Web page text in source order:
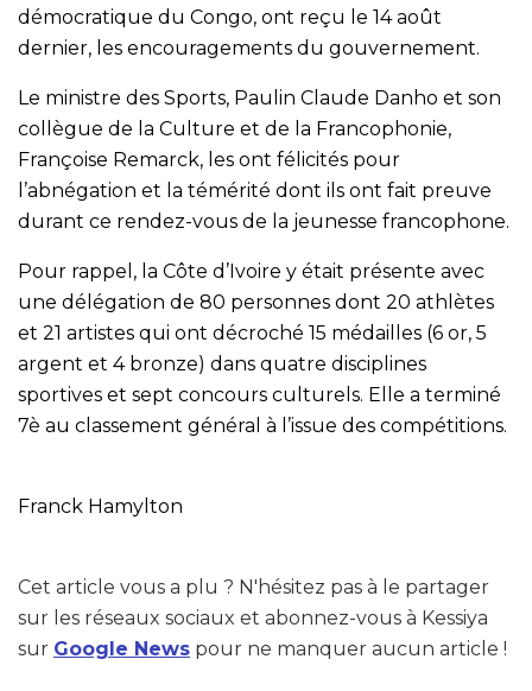
démocratique du Congo, ont reçu le 14 août
dernier, les encouragements du gouvernement.
Le ministre des Sports, Paulin Claude Danho et son
collègue de la Culture et de la Francophonie,
Françoise Remarck, les ont félicités pour
l’abnégation et la témérité dont ils ont fait preuve
durant ce rendez-vous de la jeunesse francophone.
Pour rappel, la Côte d’Ivoire y était présente avec
une délégation de 80 personnes dont 20 athlètes
et 21 artistes qui ont décroché 15 médailles (6 or, 5
argent et 4 bronze) dans quatre disciplines
sportives et sept concours culturels. Elle a terminé
7è au classement général à l’issue des compétitions.
Franck Hamylton
Cet article vous a plu ? N'hésitez pas à le partager
sur les réseaux sociaux et abonnez-vous à Kessiya
sur Google News pour ne manquer aucun article !